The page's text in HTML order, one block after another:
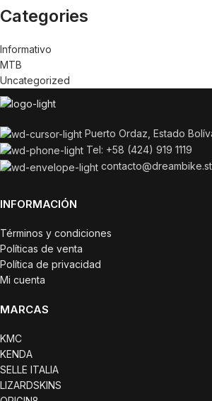
Categories
Informativo
MTB
Uncategorized
Puerto Ordaz, Estado
Tel: +58 (424) 919 1119
INFORMACIÓN
Términos y condiciones
Políticas de venta
Política de privacidad
Mi cuenta
MARCAS
KMC
KENDA
SELLE ITALIA
LIZARDSKINS